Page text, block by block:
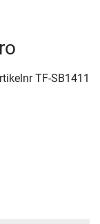
TF-SB1411